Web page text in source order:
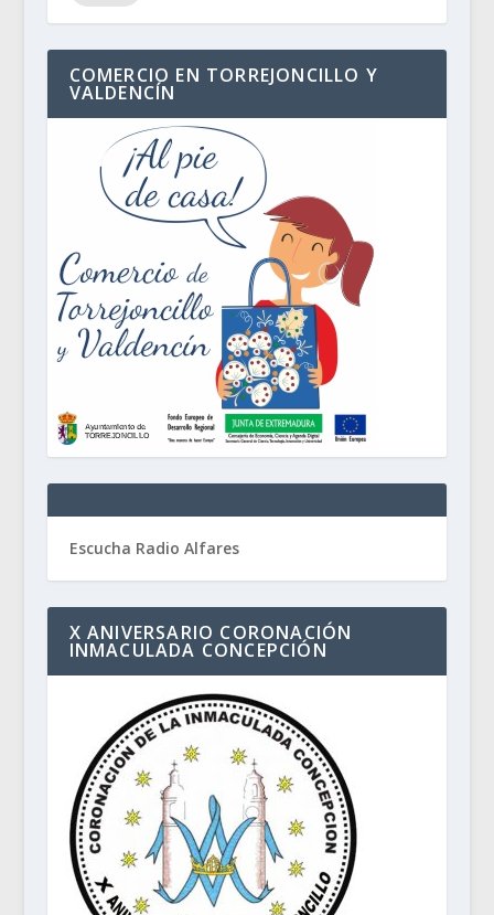
COMERCIO EN TORREJONCILLO Y
VALDENCÍN
Escucha Radio Alfares
X ANIVERSARIO CORONACIÓN
INMACULADA CONCEPCIÓN